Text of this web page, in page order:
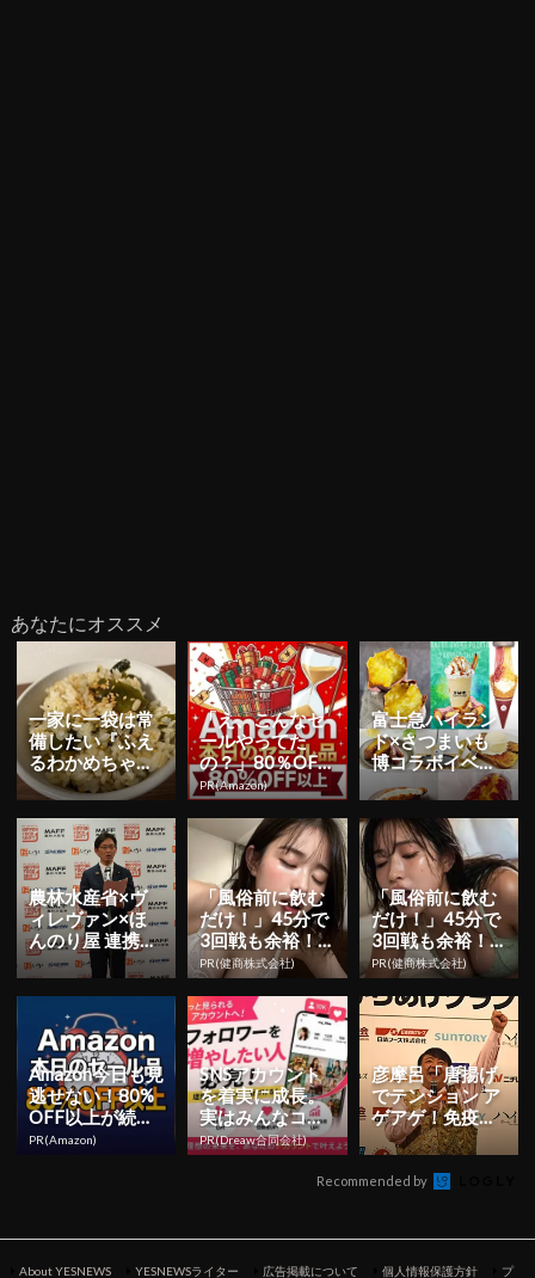
あなたにオススメ
一家に一袋は常
備したい『ふえ
るわかめちゃ
ん』！万能アイ
テムで食卓を彩
ろう | Y...
「え、こんなセ
ールやってた
の？」80％OFF
以上が続々登
場！Amazonの本
気が...
PR(Amazon)
富士急ハイラン
ド×さつまいも
博コラボイベン
ト「おいもにZO
KKON!! Fest...
農林水産省×ヴ
ィレヴァン×ほ
んのり屋 連携プ
ロジェクト 「お
にぎりアイデア
「風俗前に飲む
だけ！」45分で
3回戦も余裕！1
日31円で朝まで
絶好調
PR(健商株式会社)
「風俗前に飲む
だけ！」45分で
3回戦も余裕！9
80円で朝まで絶
好調
PR(健商株式会社)
Amazon今日も見
逃せない！80%
OFF以上が続々
登場
PR(Amazon)
SNSアカウント
を着実に成長。
実はみんなココ
使ってます。
PR(Dreaw合同会社)
彦摩呂「唐揚げ
でテンション ア
ゲアゲ！免疫力
もアゲアゲ！」
全国の飲食店に
向け熱...
Recommended by
About YESNEWS YESNEWSライター 広告掲載について 個人情報保護方針 プ